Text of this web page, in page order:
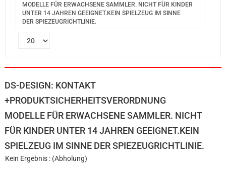
MODELLE FÜR ERWACHSENE SAMMLER. NICHT FÜR KINDER
UNTER 14 JAHREN GEEIGNET.KEIN SPIELZEUG IM SINNE
DER SPIEZEUGRICHTLINIE.
DS-DESIGN: KONTAKT
+PRODUKTSICHERHEITSVERORDNUNG
MODELLE FÜR ERWACHSENE SAMMLER. NICHT
FÜR KINDER UNTER 14 JAHREN GEEIGNET.KEIN
SPIELZEUG IM SINNE DER SPIEZEUGRICHTLINIE.
Kein Ergebnis : (Abholung)